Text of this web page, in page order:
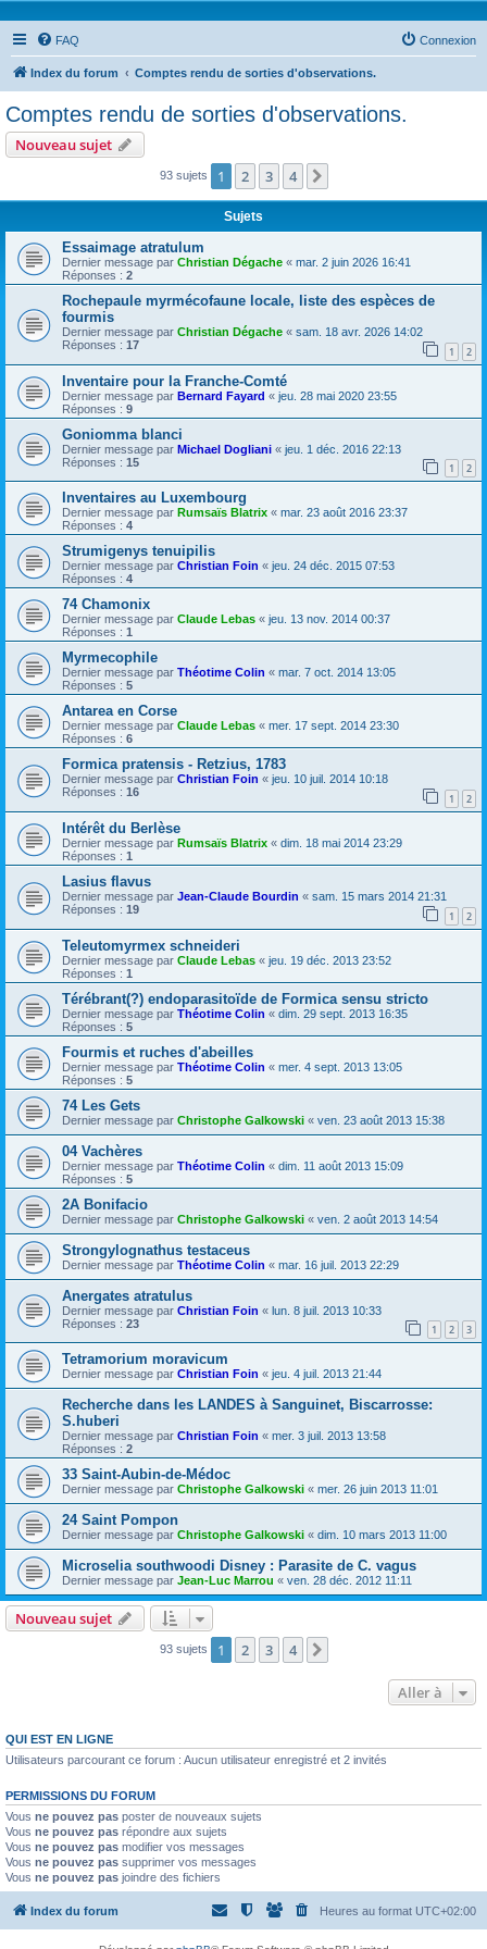
FAQ Connexion
Index du forum Comptes rendu de sorties d'observations.
Comptes rendu de sorties d'observations.
Nouveau sujet
93 sujets 1 2 3 4
Sujets
Essaimage atratulum
Dernier message par Christian Dégache « mar. 2 juin 2026 16:41
Réponses : 2
Rochepaule myrmécofaune locale, liste des espèces de
fourmis
Dernier message par Christian Dégache « sam. 18 avr. 2026 14:02
Réponses : 17 1 2
Inventaire pour la Franche-Comté
Dernier message par Bernard Fayard « jeu. 28 mai 2020 23:55
Réponses : 9
Goniomma blanci
Dernier message par Michael Dogliani « jeu. 1 déc. 2016 22:13
Réponses : 15 1 2
Inventaires au Luxembourg
Dernier message par Rumsaïs Blatrix « mar. 23 août 2016 23:37
Réponses : 4
Strumigenys tenuipilis
Dernier message par Christian Foin « jeu. 24 déc. 2015 07:53
Réponses : 4
74 Chamonix
Dernier message par Claude Lebas « jeu. 13 nov. 2014 00:37
Réponses : 1
Myrmecophile
Dernier message par Théotime Colin « mar. 7 oct. 2014 13:05
Réponses : 5
Antarea en Corse
Dernier message par Claude Lebas « mer. 17 sept. 2014 23:30
Réponses : 6
Formica pratensis - Retzius, 1783
Dernier message par Christian Foin « jeu. 10 juil. 2014 10:18
Réponses : 16 1 2
Intérêt du Berlèse
Dernier message par Rumsaïs Blatrix « dim. 18 mai 2014 23:29
Réponses : 1
Lasius flavus
Dernier message par Jean-Claude Bourdin « sam. 15 mars 2014 21:31
Réponses : 19 1 2
Teleutomyrmex schneideri
Dernier message par Claude Lebas « jeu. 19 déc. 2013 23:52
Réponses : 1
Térébrant(?) endoparasitoïde de Formica sensu stricto
Dernier message par Théotime Colin « dim. 29 sept. 2013 16:35
Réponses : 5
Fourmis et ruches d'abeilles
Dernier message par Théotime Colin « mer. 4 sept. 2013 13:05
Réponses : 5
74 Les Gets
Dernier message par Christophe Galkowski « ven. 23 août 2013 15:38
04 Vachères
Dernier message par Théotime Colin « dim. 11 août 2013 15:09
Réponses : 5
2A Bonifacio
Dernier message par Christophe Galkowski « ven. 2 août 2013 14:54
Strongylognathus testaceus
Dernier message par Théotime Colin « mar. 16 juil. 2013 22:29
Anergates atratulus
Dernier message par Christian Foin « lun. 8 juil. 2013 10:33
Réponses : 23 1 2 3
Tetramorium moravicum
Dernier message par Christian Foin « jeu. 4 juil. 2013 21:44
Recherche dans les LANDES à Sanguinet, Biscarrosse:
S.huberi
Dernier message par Christian Foin « mer. 3 juil. 2013 13:58
Réponses : 2
33 Saint-Aubin-de-Médoc
Dernier message par Christophe Galkowski « mer. 26 juin 2013 11:01
24 Saint Pompon
Dernier message par Christophe Galkowski « dim. 10 mars 2013 11:00
Microselia southwoodi Disney : Parasite de C. vagus
Dernier message par Jean-Luc Marrou « ven. 28 déc. 2012 11:11
Nouveau sujet
93 sujets 1 2 3 4
Aller à
QUI EST EN LIGNE
Utilisateurs parcourant ce forum : Aucun utilisateur enregistré et 2 invités
PERMISSIONS DU FORUM
Vous ne pouvez pas poster de nouveaux sujets
Vous ne pouvez pas répondre aux sujets
Vous ne pouvez pas modifier vos messages
Vous ne pouvez pas supprimer vos messages
Vous ne pouvez pas joindre des fichiers
Index du forum Heures au format UTC+02:00